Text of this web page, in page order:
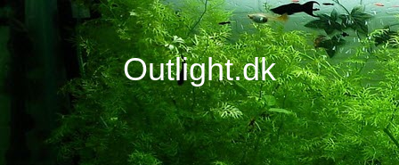
Gå
til
Outlight.dk